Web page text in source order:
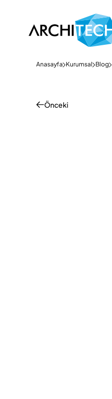
Anasayfa Kurumsal Blog
Önceki